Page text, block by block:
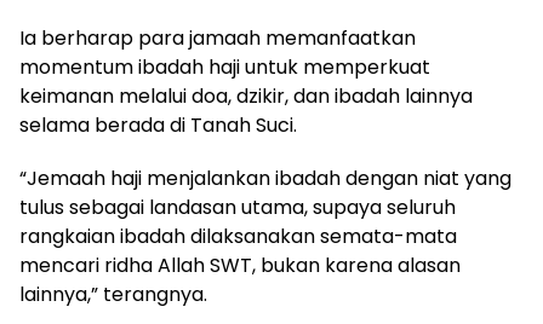
Ia berharap para jamaah memanfaatkan
momentum ibadah haji untuk memperkuat
keimanan melalui doa, dzikir, dan ibadah lainnya
selama berada di Tanah Suci.
“Jemaah haji menjalankan ibadah dengan niat yang
tulus sebagai landasan utama, supaya seluruh
rangkaian ibadah dilaksanakan semata-mata
mencari ridha Allah SWT, bukan karena alasan
lainnya,” terangnya.